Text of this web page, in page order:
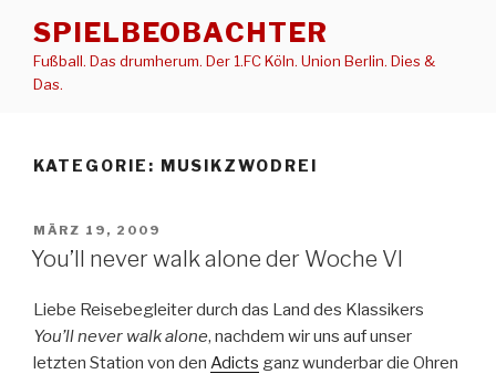
Inhalt
springen
SPIELBEOBACHTER
Fußball. Das drumherum. Der 1.FC Köln. Union Berlin. Dies &
Das.
KATEGORIE: MUSIKZWODREI
VERÖFFENTLICHT
AM
MÄRZ 19, 2009
You’ll never walk alone der Woche VI
Liebe Reisebegleiter durch das Land des Klassikers
You’ll never walk alone, nachdem wir uns auf unser
letzten Station von den Adicts ganz wunderbar die Ohren